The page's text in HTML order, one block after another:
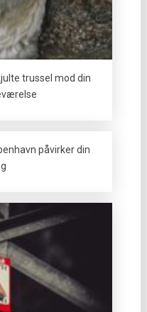
trussel mod din
påvirker din